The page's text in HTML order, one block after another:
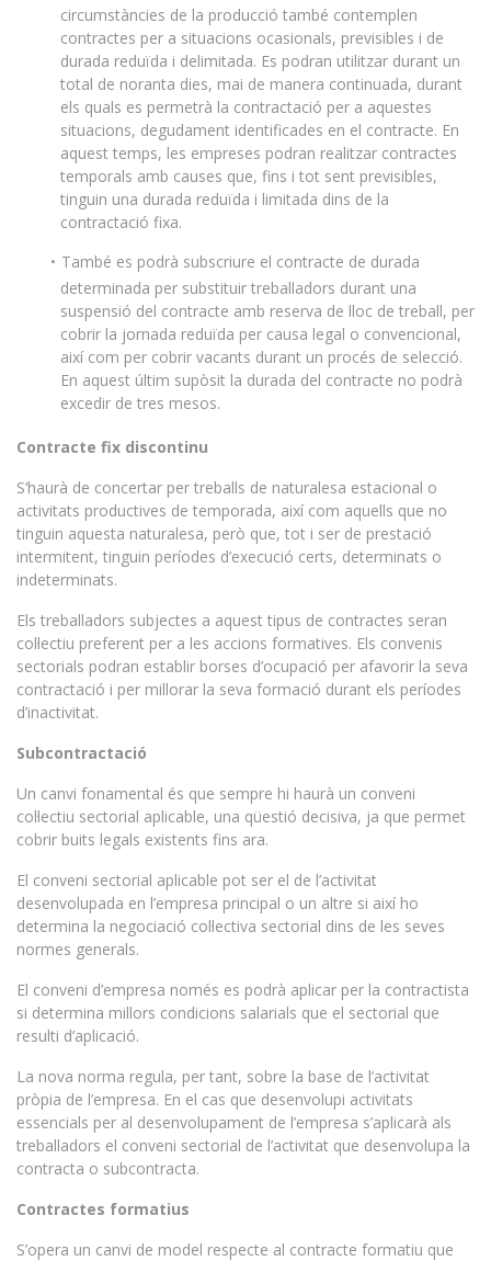
circumstàncies de la producció també contemplen
contractes per a situacions ocasionals, previsibles i de
durada reduïda i delimitada. Es podran utilitzar durant un
total de noranta dies, mai de manera continuada, durant
els quals es permetrà la contractació per a aquestes
situacions, degudament identificades en el contracte. En
aquest temps, les empreses podran realitzar contractes
temporals amb causes que, fins i tot sent previsibles,
tinguin una durada reduïda i limitada dins de la
contractació fixa.
També es podrà subscriure el contracte de durada
determinada per substituir treballadors durant una
suspensió del contracte amb reserva de lloc de treball, per
cobrir la jornada reduïda per causa legal o convencional,
així com per cobrir vacants durant un procés de selecció.
En aquest últim supòsit la durada del contracte no podrà
excedir de tres mesos.
Contracte fix discontinu
S’haurà de concertar per treballs de naturalesa estacional o
activitats productives de temporada, així com aquells que no
tinguin aquesta naturalesa, però que, tot i ser de prestació
intermitent, tinguin períodes d’execució certs, determinats o
indeterminats.
Els treballadors subjectes a aquest tipus de contractes seran
col·lectiu preferent per a les accions formatives. Els convenis
sectorials podran establir borses d’ocupació per afavorir la seva
contractació i per millorar la seva formació durant els períodes
d’inactivitat.
Subcontractació
Un canvi fonamental és que sempre hi haurà un conveni
col·lectiu sectorial aplicable, una qüestió decisiva, ja que permet
cobrir buits legals existents fins ara.
El conveni sectorial aplicable pot ser el de l’activitat
desenvolupada en l’empresa principal o un altre si així ho
determina la negociació col·lectiva sectorial dins de les seves
normes generals.
El conveni d’empresa només es podrà aplicar per la contractista
si determina millors condicions salarials que el sectorial que
resulti d’aplicació.
La nova norma regula, per tant, sobre la base de l’activitat
pròpia de l’empresa. En el cas que desenvolupi activitats
essencials per al desenvolupament de l’empresa s’aplicarà als
treballadors el conveni sectorial de l’activitat que desenvolupa la
contracta o subcontracta.
Contractes formatius
S’opera un canvi de model respecte al contracte formatiu que